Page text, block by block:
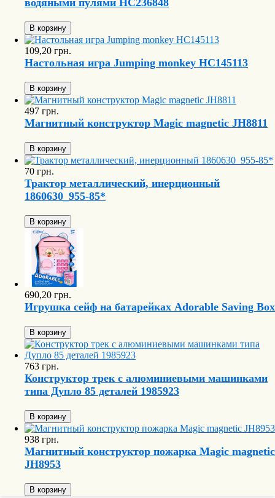
водяными пулями HC236848
В корзину
109,20 грн.
Настольная игра Jumping monkey HC145113
В корзину
497 грн.
Магнитный конструктор Magic magnetic JH8811
В корзину
70 грн.
Трактор металлический, инерционный
1860630_955-85*
В корзину
690,20 грн.
Игрушка сейф на батарейках Adorable Saving Box
В корзину
763 грн.
Конструктор трек с алюминиевыми машинками
типа Дупло 85 деталей 1985923
В корзину
938 грн.
Магнитный конструктор пожарка Magic magnetic
JH8953
В корзину